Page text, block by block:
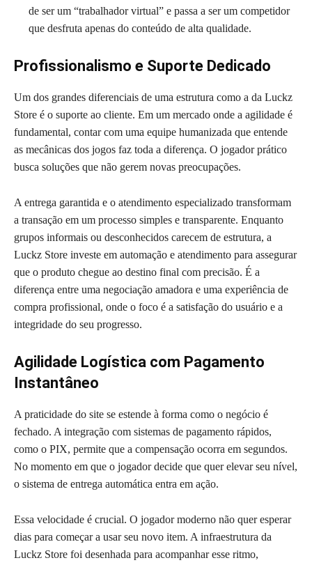
de ser um “trabalhador virtual” e passa a ser um competidor
que desfruta apenas do conteúdo de alta qualidade.
Profissionalismo e Suporte Dedicado
Um dos grandes diferenciais de uma estrutura como a da Luckz
Store é o suporte ao cliente. Em um mercado onde a agilidade é
fundamental, contar com uma equipe humanizada que entende
as mecânicas dos jogos faz toda a diferença. O jogador prático
busca soluções que não gerem novas preocupações.
A entrega garantida e o atendimento especializado transformam
a transação em um processo simples e transparente. Enquanto
grupos informais ou desconhecidos carecem de estrutura, a
Luckz Store investe em automação e atendimento para assegurar
que o produto chegue ao destino final com precisão. É a
diferença entre uma negociação amadora e uma experiência de
compra profissional, onde o foco é a satisfação do usuário e a
integridade do seu progresso.
Agilidade Logística com Pagamento
Instantâneo
A praticidade do site se estende à forma como o negócio é
fechado. A integração com sistemas de pagamento rápidos,
como o PIX, permite que a compensação ocorra em segundos.
No momento em que o jogador decide que quer elevar seu nível,
o sistema de entrega automática entra em ação.
Essa velocidade é crucial. O jogador moderno não quer esperar
dias para começar a usar seu novo item. A infraestrutura da
Luckz Store foi desenhada para acompanhar esse ritmo,